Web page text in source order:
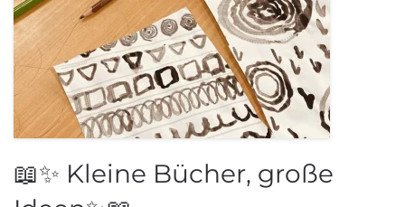
📖✨ Kleine Bücher, große